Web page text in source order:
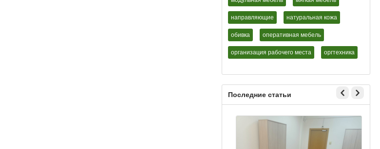
направляющие натуральная кожа
обивка оперативная мебель
организация рабочего места оргтехника
Последние статьи